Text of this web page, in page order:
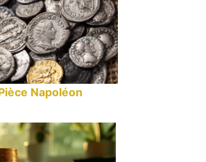
Napoléon